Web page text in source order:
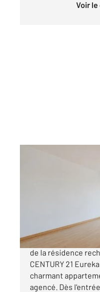
Voir
Appartement
240
Idéalement située
de la résidence
CENTURY 21
charmant
agencé. Dès